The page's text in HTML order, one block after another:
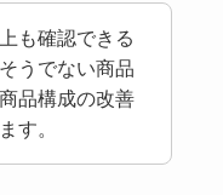
も確認できる
うでない商品
品構成の改善
す。